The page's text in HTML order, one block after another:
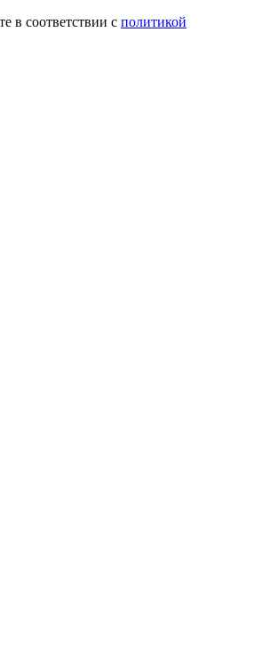
в соответствии с политикой